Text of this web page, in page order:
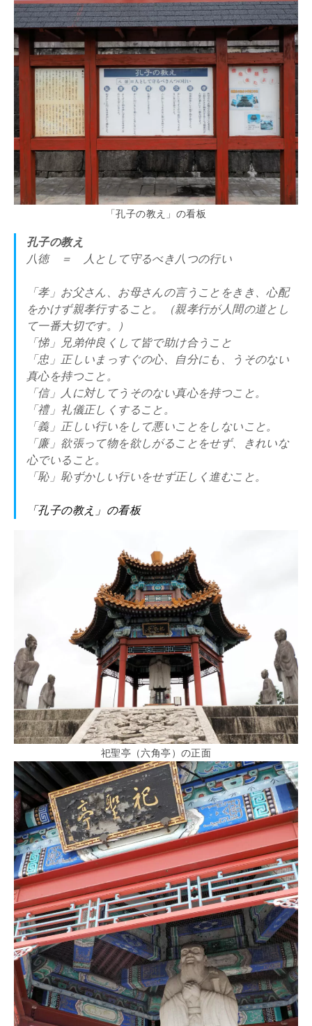
「孔子の教え」の看板
孔子の教え
八徳 ＝ 人として守るべき八つの行い
「孝」お父さん、お母さんの言うことをきき、心配
をかけず親孝行すること。（親孝行が人間の道とし
て一番大切です。）
「悌」兄弟仲良くして皆で助け合うこと
「忠」正しいまっすぐの心、自分にも、うそのない
真心を持つこと。
「信」人に対してうそのない真心を持つこと。
「禮」礼儀正しくすること。
「義」正しい行いをして悪いことをしないこと。
「廉」欲張って物を欲しがることをせず、きれいな
心でいること。
「恥」恥ずかしい行いをせず正しく進むこと。
「孔子の教え」の看板
祀聖亭（六角亭）の正面